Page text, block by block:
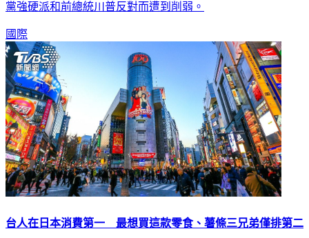
黨強硬派和前總統川普反對而遭到削弱。
國際
台人在日本消費第一 最想買這款零食、薯條三兄弟僅排第二